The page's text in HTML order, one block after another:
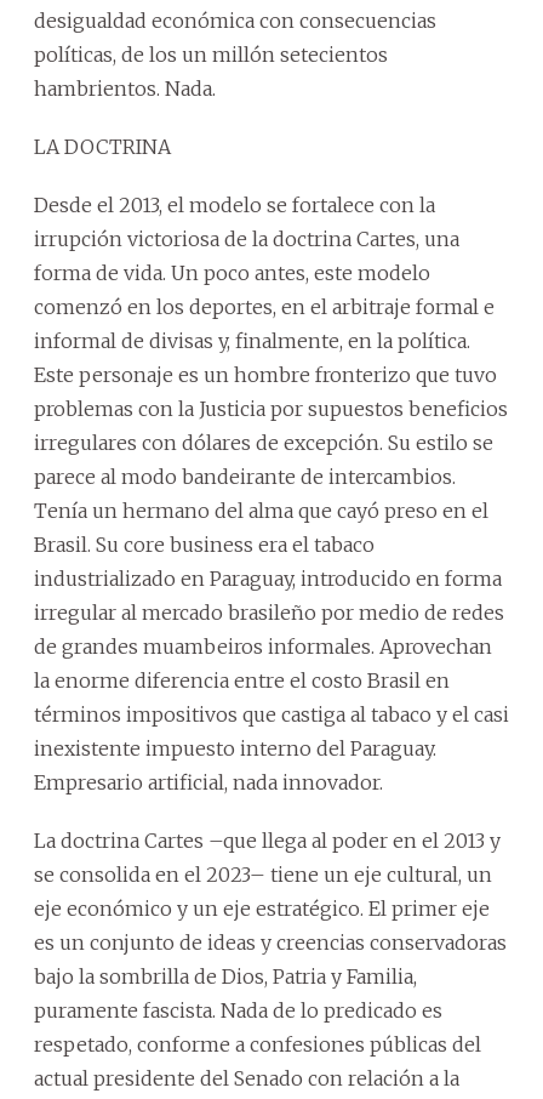
desigualdad económica con consecuencias
políticas, de los un millón setecientos
hambrientos. Nada.
LA DOCTRINA
Desde el 2013, el modelo se fortalece con la
irrupción victoriosa de la doctrina Cartes, una
forma de vida. Un poco antes, este modelo
comenzó en los deportes, en el arbitraje formal e
informal de divisas y, finalmente, en la política.
Este personaje es un hombre fronterizo que tuvo
problemas con la Justicia por supuestos beneficios
irregulares con dólares de excepción. Su estilo se
parece al modo bandeirante de intercambios.
Tenía un hermano del alma que cayó preso en el
Brasil. Su core business era el tabaco
industrializado en Paraguay, introducido en forma
irregular al mercado brasileño por medio de redes
de grandes muambeiros informales. Aprovechan
la enorme diferencia entre el costo Brasil en
términos impositivos que castiga al tabaco y el casi
inexistente impuesto interno del Paraguay.
Empresario artificial, nada innovador.
La doctrina Cartes –que llega al poder en el 2013 y
se consolida en el 2023– tiene un eje cultural, un
eje económico y un eje estratégico. El primer eje
es un conjunto de ideas y creencias conservadoras
bajo la sombrilla de Dios, Patria y Familia,
puramente fascista. Nada de lo predicado es
respetado, conforme a confesiones públicas del
actual presidente del Senado con relación a la